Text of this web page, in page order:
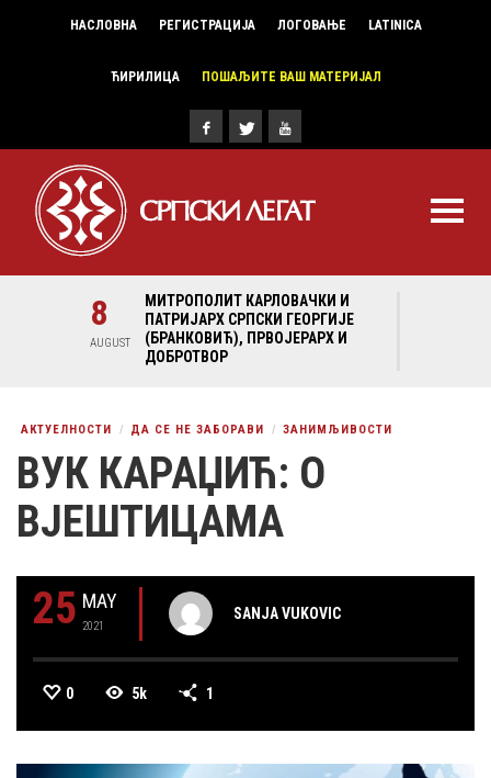
НАСЛОВНА РЕГИСТРАЦИЈА ЛОГОВАЊЕ LATINICA
ЋИРИЛИЦА ПОШАЉИТЕ ВАШ МАТЕРИЈАЛ
8
AUGUST
МИТРОПОЛИТ КАРЛОВАЧКИ И
ПАТРИЈАРХ СРПСКИ ГЕОРГИЈЕ
(БРАНКОВИЋ), ПРВОЈЕРАРХ И
ДОБРОТВОР
АКТУЕЛНОСТИ ДА СЕ НЕ ЗАБОРАВИ ЗАНИМЉИВОСТИ
ВУК КАРАЏИЋ: О
ВЈЕШТИЦАМА
25 MAY
2021
SANJA VUKOVIC
0 5k 1